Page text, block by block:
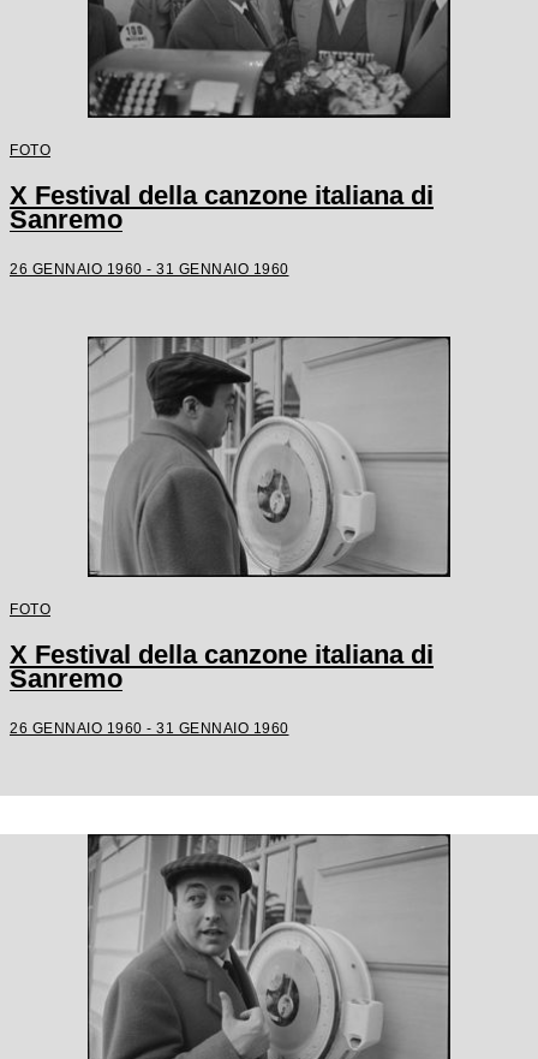
FOTO
X Festival della canzone italiana di
Sanremo
26 GENNAIO 1960 - 31 GENNAIO 1960
FOTO
X Festival della canzone italiana di
Sanremo
26 GENNAIO 1960 - 31 GENNAIO 1960